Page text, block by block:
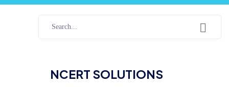
NCERT SOLUTIONS